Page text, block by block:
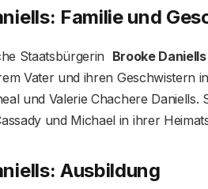
Familie und
Staatsbürgerin Brooke Daniells
Vater und ihren Geschwistern
und Valerie Chachere Daniells.
und Michael in ihrer
Ausbildung